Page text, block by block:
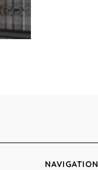
NAVIGATION